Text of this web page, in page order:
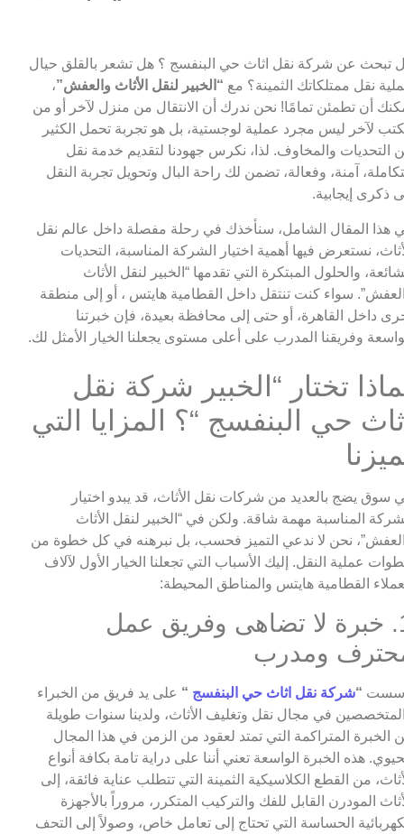
تبحث عن شركة نقل اثاث حي البنفسج ؟ هل تشعر بالقلق حيال
نقل ممتلكاتك الثمينة؟ مع “الخبير لنقل الأثاث والعفش”،
أن تطمئن تمامًا! نحن ندرك أن الانتقال من منزل لآخر أو من
لآخر ليس مجرد عملية لوجستية، بل هو تجربة تحمل الكثير
التحديات والمخاوف. لذا، نكرس جهودنا لتقديم خدمة نقل
آمنة، وفعالة، تضمن لك راحة البال وتحويل تجربة النقل
ذكرى إيجابية.
هذا المقال الشامل، سنأخذك في رحلة مفصلة داخل عالم نقل
نستعرض فيها أهمية اختيار الشركة المناسبة، التحديات
والحلول المبتكرة التي تقدمها “الخبير لنقل الأثاث
سواء كنت تنتقل داخل القطامية هايتس ، أو إلى منطقة
داخل القاهرة، أو حتى إلى محافظة بعيدة، فإن خبرتنا
وفريقنا المدرب على أعلى مستوى يجعلنا الخيار الأمثل لك.
تختار “الخبير شركة نقل
حي البنفسج “؟ المزايا التي
سوق يضج بالعديد من شركات نقل الأثاث، قد يبدو اختيار
المناسبة مهمة شاقة. ولكن في “الخبير لنقل الأثاث
نحن لا ندعي التميز فحسب، بل نبرهنه في كل خطوة من
عملية النقل. إليك الأسباب التي تجعلنا الخيار الأول لآلاف
القطامية هايتس والمناطق المحيطة:
1. خبرة لا تضاهى وفريق عمل
ومدرب
“شركة نقل اثاث حي البنفسج “ على يد فريق من الخبراء
في مجال نقل وتغليف الأثاث، ولدينا سنوات طويلة
الخبرة المتراكمة التي تمتد لعقود من الزمن في هذا المجال
هذه الخبرة الواسعة تعني أننا على دراية تامة بكافة أنواع
من القطع الكلاسيكية الثمينة التي تتطلب عناية فائقة، إلى
المودرن القابل للفك والتركيب المتكرر، مروراً بالأجهزة
الحساسة التي تحتاج إلى تعامل خاص، وصولاً إلى التحف